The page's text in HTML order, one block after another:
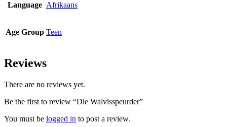
Language Afrikaans
Age Group Teen
Reviews
There are no reviews yet.
Be the first to review “Die Walvisspeurder”
You must be logged in to post a review.